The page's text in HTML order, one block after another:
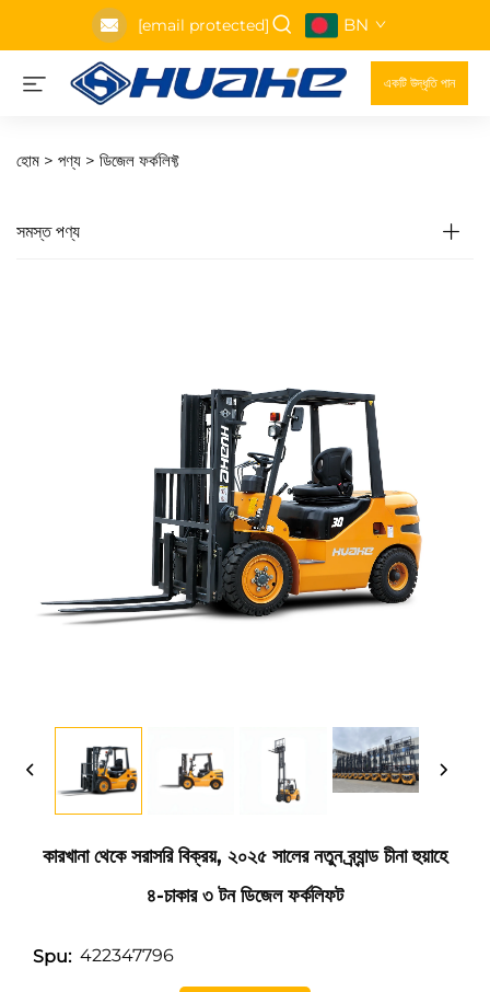
[email protected] BN
একটি উদ্ধৃতি পান
হোম > পণ্য > ডিজেল ফর্কলিফ্ট
সমস্ত পণ্য
কারখানা থেকে সরাসরি বিক্রয়, ২০২৫ সালের নতুন ব্র্যান্ড চীনা হুয়াহে
৪-চাকার ৩ টন ডিজেল ফর্কলিফট
Spu: 422347796